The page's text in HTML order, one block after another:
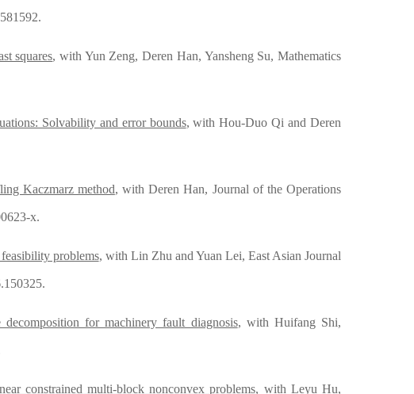
squares, with Yun Zeng, Deren Han, Yansheng Su, Mathematics
Solvability and error bounds, with Hou-Duo Qi and Deren
Kaczmarz method, with Deren Han, Journal of the Operations
x.
problems, with Lin Zhu and Yuan Lei, East Asian Journal
for machinery fault diagnosis, with Huifang Shi,
constrained multi-block nonconvex problems, with Leyu Hu,